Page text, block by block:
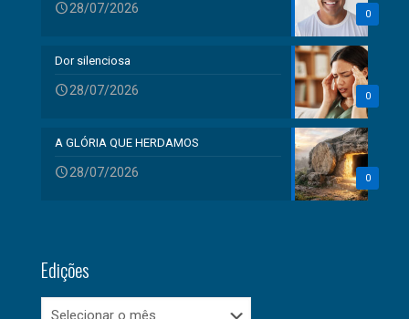
0
28/07/2026
0
Dor silenciosa
28/07/2026
0
A GLÓRIA QUE HERDAMOS
28/07/2026
Edições
Edições